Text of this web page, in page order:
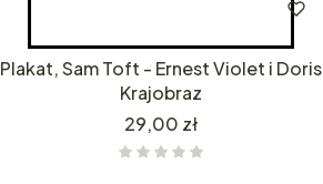
Plakat, Sam Toft - Ernest Violet i Doris
Krajobraz
Cena
29,00 zł